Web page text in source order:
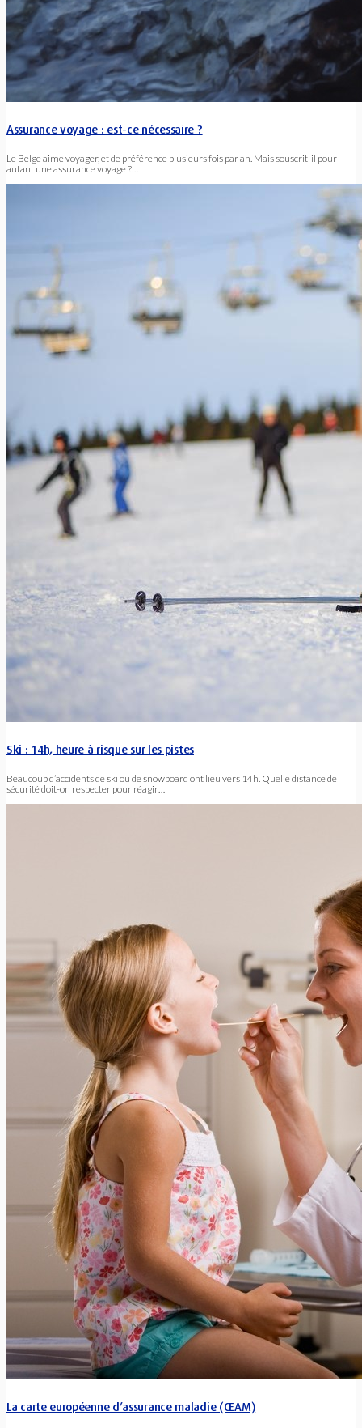
Assurance voyage : est-ce nécessaire ?
Le Belge aime voyager, et de préférence plusieurs fois par an. Mais souscrit-il pour
autant une assurance voyage ?…
Ski : 14h, heure à risque sur les pistes
Beaucoup d’accidents de ski ou de snowboard ont lieu vers 14h. Quelle distance de
sécurité doit-on respecter pour réagir…
La carte européenne d’assurance maladie (CEAM)